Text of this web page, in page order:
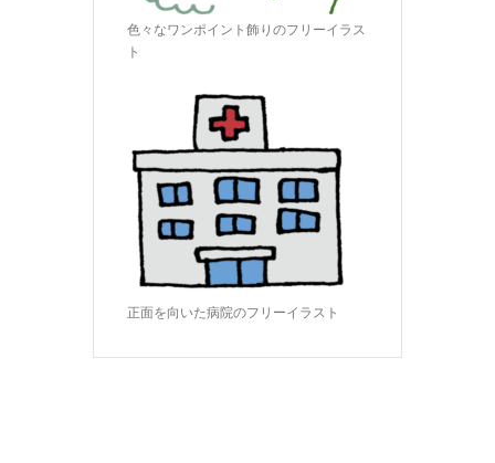
色々なワンポイント飾りのフリーイラス
ト
正面を向いた病院のフリーイラスト